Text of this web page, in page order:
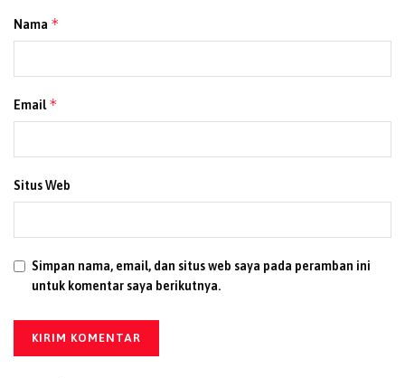
Nama *
Email*
Situs Web
Simpan nama, email, dan situs web saya pada peramban ini
untuk komentar saya berikutnya.